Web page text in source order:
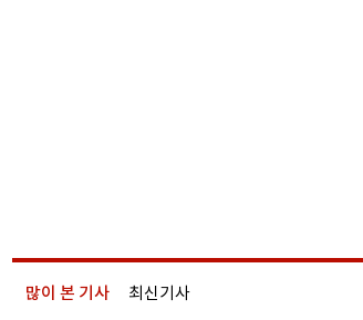
많이 본 기사 최신기사